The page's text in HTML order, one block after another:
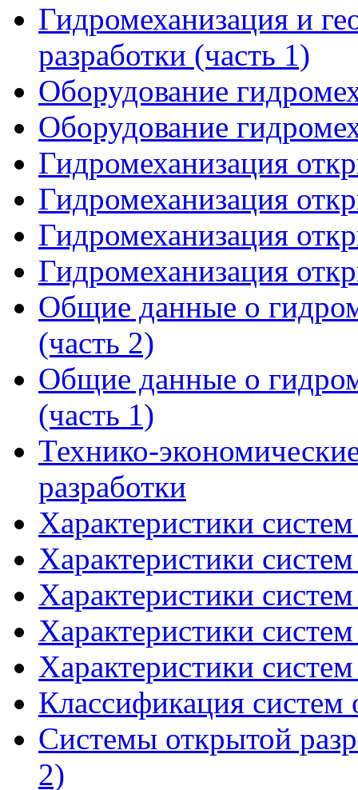
Гидромеханизация и
разработки (часть 1)
Оборудование
Оборудование
Гидромеханизация
Гидромеханизация
Гидромеханизация
Гидромеханизация
Общие данные о
(часть 2)
Общие данные о
(часть 1)
Технико-
разработки
Характеристики
Характеристики
Характеристики
Характеристики
Характеристики
Классификация систем
Системы открытой
2)